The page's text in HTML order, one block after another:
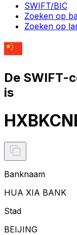
SWIFT/BIC
Zoeken op
Zoeken op
De SWIFT-
is
Banknaam
HUA XIA BANK
Stad
BEIJING